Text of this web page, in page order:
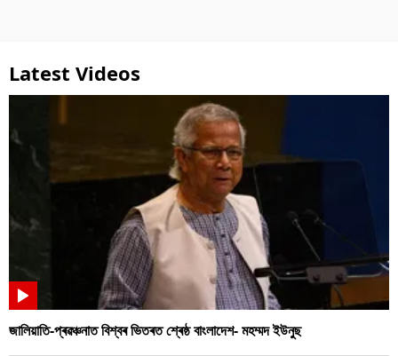
Latest Videos
জালিয়াতি-প্ৰৱঞ্চনাত বিশ্বৰ ভিতৰত শ্ৰেষ্ঠ বাংলাদেশ- মহম্মদ ইউনুছ